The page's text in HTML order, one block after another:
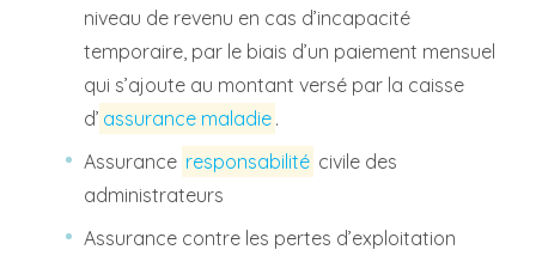
niveau de revenu en cas d’incapacité
temporaire, par le biais d’un paiement mensuel
qui s’ajoute au montant versé par la caisse
d’ assurance maladie .
Assurance responsabilité civile des
administrateurs
Assurance contre les pertes d’exploitation